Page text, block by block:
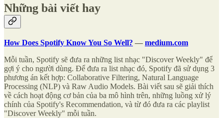
Những bài viết hay
How Does Spotify Know You So Well? — medium.com
Mỗi tuần, Spotify sẽ đưa ra những list nhạc "Discover Weekly" để
gợi ý cho người dùng. Để đưa ra list nhạc đó, Spotify đã sử dụng 3
phương án kết hợp: Collaborative Filtering, Natural Language
Processing (NLP) và Raw Audio Models. Bài viết sau sẽ giải thích
về cách hoạt động cơ bản của ba mô hình trên, những luồng xử lý
chính của Spotify's Recommendation, và từ đó đưa ra các playlist
"Discover Weekly" mỗi tuần.